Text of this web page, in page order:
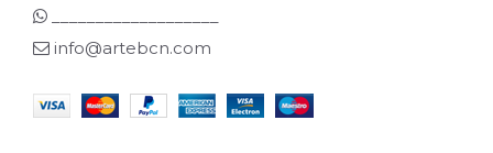
info@artebcn.com